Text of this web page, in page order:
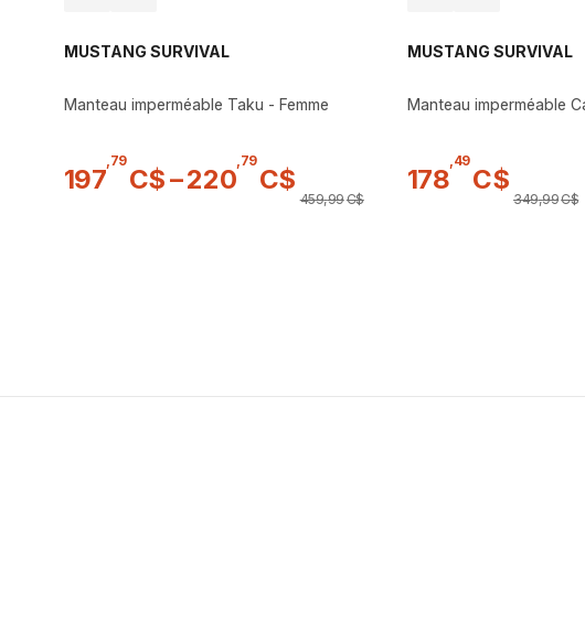
MUSTANG SURVIVAL
Manteau imperméable Taku - Femme
197
79
C$–220
79
C$
459,99C$
MUSTANG SURVIVAL
Manteau imperméable
178
49
C$
349,99C$